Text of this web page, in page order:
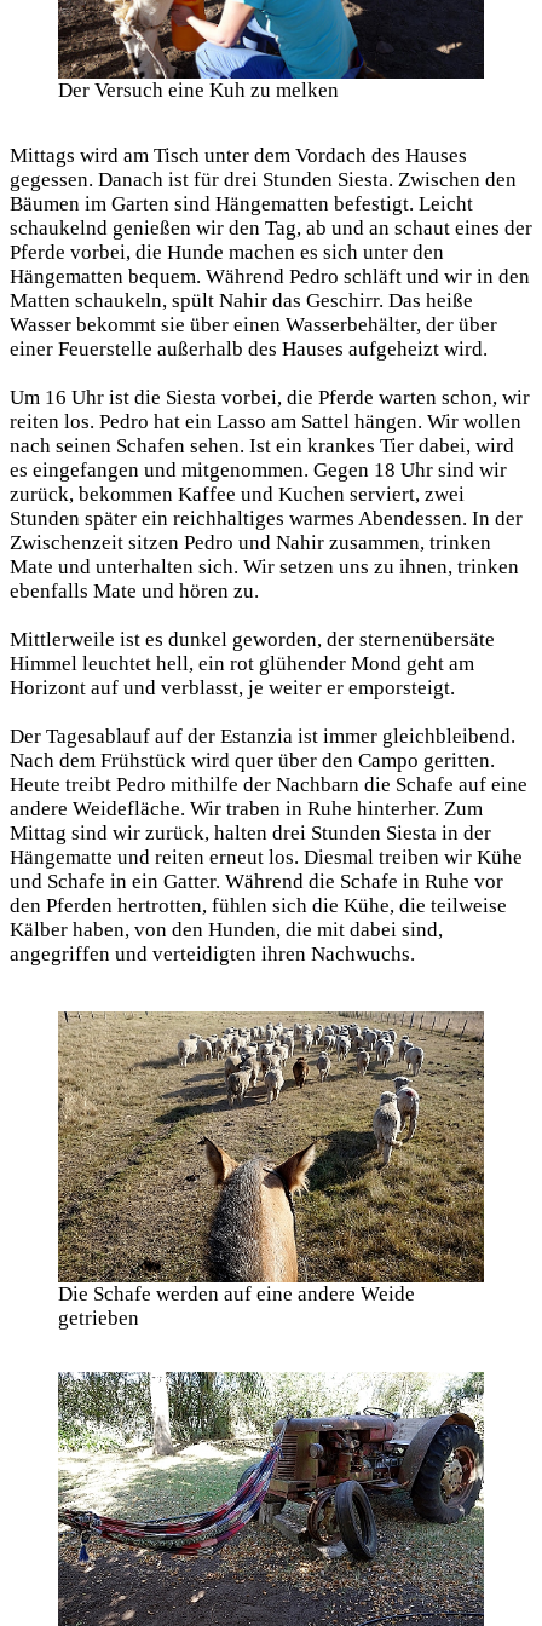
Der Versuch eine Kuh zu melken
Mittags wird am Tisch unter dem Vordach des Hauses
gegessen. Danach ist für drei Stunden Siesta. Zwischen den
Bäumen im Garten sind Hängematten befestigt. Leicht
schaukelnd genießen wir den Tag, ab und an schaut eines der
Pferde vorbei, die Hunde machen es sich unter den
Hängematten bequem. Während Pedro schläft und wir in den
Matten schaukeln, spült Nahir das Geschirr. Das heiße
Wasser bekommt sie über einen Wasserbehälter, der über
einer Feuerstelle außerhalb des Hauses aufgeheizt wird.
Um 16 Uhr ist die Siesta vorbei, die Pferde warten schon, wir
reiten los. Pedro hat ein Lasso am Sattel hängen. Wir wollen
nach seinen Schafen sehen. Ist ein krankes Tier dabei, wird
es eingefangen und mitgenommen. Gegen 18 Uhr sind wir
zurück, bekommen Kaffee und Kuchen serviert, zwei
Stunden später ein reichhaltiges warmes Abendessen. In der
Zwischenzeit sitzen Pedro und Nahir zusammen, trinken
Mate und unterhalten sich. Wir setzen uns zu ihnen, trinken
ebenfalls Mate und hören zu.
Mittlerweile ist es dunkel geworden, der sternenübersäte
Himmel leuchtet hell, ein rot glühender Mond geht am
Horizont auf und verblasst, je weiter er emporsteigt.
Der Tagesablauf auf der Estanzia ist immer gleichbleibend.
Nach dem Frühstück wird quer über den Campo geritten.
Heute treibt Pedro mithilfe der Nachbarn die Schafe auf eine
andere Weidefläche. Wir traben in Ruhe hinterher. Zum
Mittag sind wir zurück, halten drei Stunden Siesta in der
Hängematte und reiten erneut los. Diesmal treiben wir Kühe
und Schafe in ein Gatter. Während die Schafe in Ruhe vor
den Pferden hertrotten, fühlen sich die Kühe, die teilweise
Kälber haben, von den Hunden, die mit dabei sind,
angegriffen und verteidigten ihren Nachwuchs.
Die Schafe werden auf eine andere Weide
getrieben